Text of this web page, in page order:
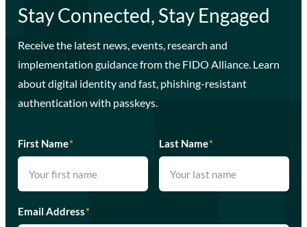
Stay Connected, Stay Engaged
Receive the latest news, events, research and
implementation guidance from the FIDO Alliance. Learn
about digital identity and fast, phishing-resistant
authentication with passkeys.
First Name* Last Name*
Email Address*